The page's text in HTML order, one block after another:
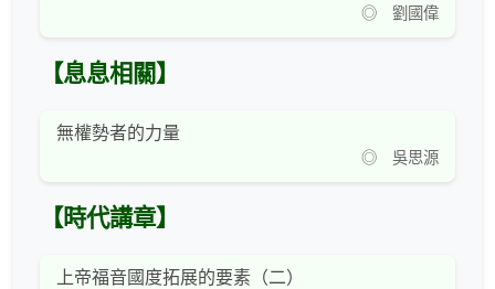
◎ 劉國偉
【息息相關】
無權勢者的力量
◎ 吳思源
【時代講章】
上帝福音國度拓展的要素（二）